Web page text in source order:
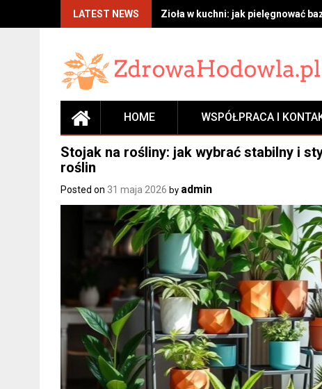
LATEST NEWS Zioła w kuchni: jak pielęgnować
HOME WSPÓŁPRACA I
Stojak na rośliny: jak wybrać stabilny i
roślin
Posted on 31 maja 2026 by admin